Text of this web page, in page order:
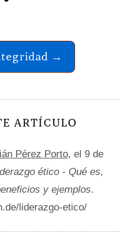
→
ARTÍCULO
Pérez Porto, el 9 de
ético - Qué es,
y ejemplos.
liderazgo-etico/